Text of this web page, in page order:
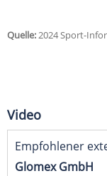
Quelle:2024 Sport-
Video
Empfohlener
Glomex GmbH